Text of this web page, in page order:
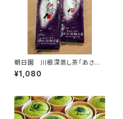
朝日園 川根深蒸し茶「あさぎ
り」150g
¥1,080